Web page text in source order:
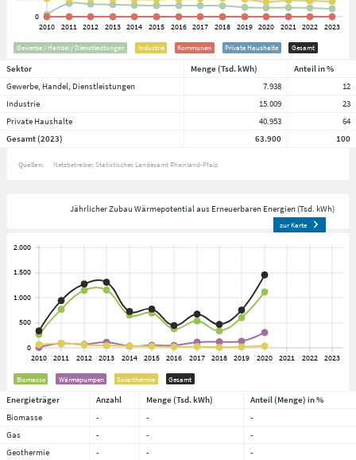
Gewerbe / Handel / Dienstleistungen Industrie Kommunen Private Haushalte Gesamt
Sektor Menge (Tsd. kWh)
Anteil in %
Gewerbe, Handel, Dienstleistungen
7.938
12
Industrie
15.009
23
Private Haushalte
40.953
64
Gesamt (2023)
63.900 100
Quellen: Netzbetreiber Statistisches Landesamt Rheinland-Pfalz
Jährlicher Zubau Wärmepotential aus Erneuerbaren Energien (Tsd. kWh)
zur Karte
Biomasse Wärmepumpen Solarthermie Gesamt
Energieträger Anzahl Menge (Tsd. kWh)
Anteil (Menge) in %
Biomasse
- -
-
Gas
- -
-
Geothermie
- -
-